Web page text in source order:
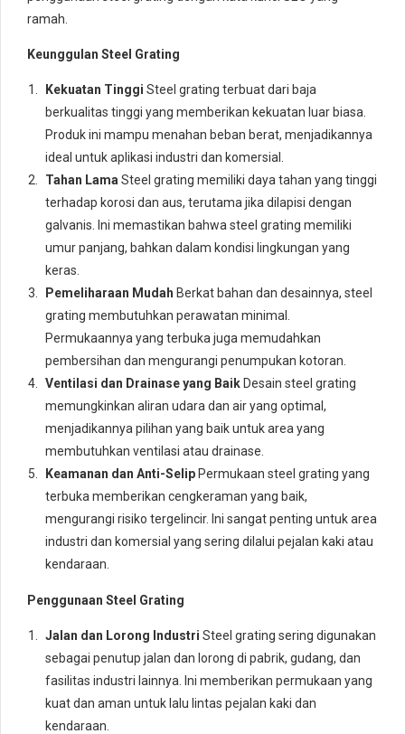
ramah.
Keunggulan Steel Grating
Kekuatan Tinggi Steel grating terbuat dari baja
berkualitas tinggi yang memberikan kekuatan luar biasa.
Produk ini mampu menahan beban berat, menjadikannya
ideal untuk aplikasi industri dan komersial.
Tahan Lama Steel grating memiliki daya tahan yang tinggi
terhadap korosi dan aus, terutama jika dilapisi dengan
galvanis. Ini memastikan bahwa steel grating memiliki
umur panjang, bahkan dalam kondisi lingkungan yang
keras.
Pemeliharaan Mudah Berkat bahan dan desainnya, steel
grating membutuhkan perawatan minimal.
Permukaannya yang terbuka juga memudahkan
pembersihan dan mengurangi penumpukan kotoran.
Ventilasi dan Drainase yang Baik Desain steel grating
memungkinkan aliran udara dan air yang optimal,
menjadikannya pilihan yang baik untuk area yang
membutuhkan ventilasi atau drainase.
Keamanan dan Anti-Selip Permukaan steel grating yang
terbuka memberikan cengkeraman yang baik,
mengurangi risiko tergelincir. Ini sangat penting untuk area
industri dan komersial yang sering dilalui pejalan kaki atau
kendaraan.
Penggunaan Steel Grating
Jalan dan Lorong Industri Steel grating sering digunakan
sebagai penutup jalan dan lorong di pabrik, gudang, dan
fasilitas industri lainnya. Ini memberikan permukaan yang
kuat dan aman untuk lalu lintas pejalan kaki dan
kendaraan.